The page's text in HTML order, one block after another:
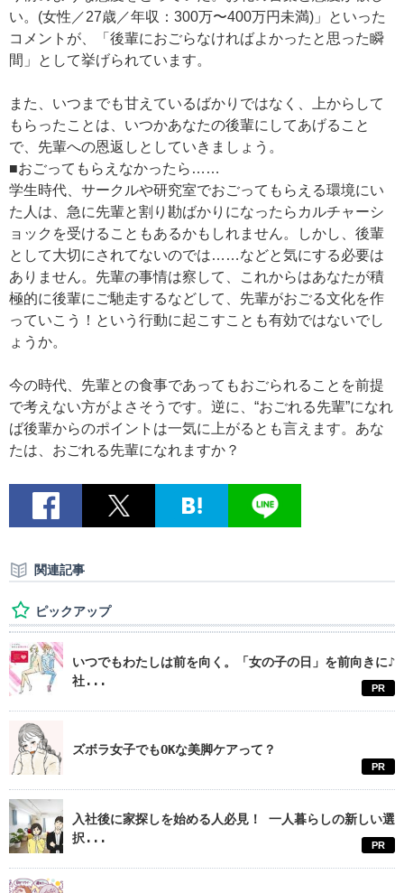
い。(女性／27歳／年収：300万〜400万円未満)」といった
コメントが、「後輩におごらなければよかったと思った瞬
間」として挙げられています。
また、いつまでも甘えているばかりではなく、上からして
もらったことは、いつかあなたの後輩にしてあげること
で、先輩への恩返しとしていきましょう。
■おごってもらえなかったら……
学生時代、サークルや研究室でおごってもらえる環境にい
た人は、急に先輩と割り勘ばかりになったらカルチャーシ
ョックを受けることもあるかもしれません。しかし、後輩
として大切にされてないのでは……などと気にする必要は
ありません。先輩の事情は察して、これからはあなたが積
極的に後輩にご馳走するなどして、先輩がおごる文化を作
っていこう！という行動に起こすことも有効ではないでし
ょうか。
今の時代、先輩との食事であってもおごられることを前提
で考えない方がよさそうです。逆に、“おごれる先輩”になれ
ば後輩からのポイントは一気に上がるとも言えます。あな
たは、おごれる先輩になれますか？
関連記事
ピックアップ
いつでもわたしは前を向く。「女の子の日」を前向きに♪
社...
PR
ズボラ女子でもOKな美脚ケアって？
PR
入社後に家探しを始める人必見！ 一人暮らしの新しい選
択...
PR